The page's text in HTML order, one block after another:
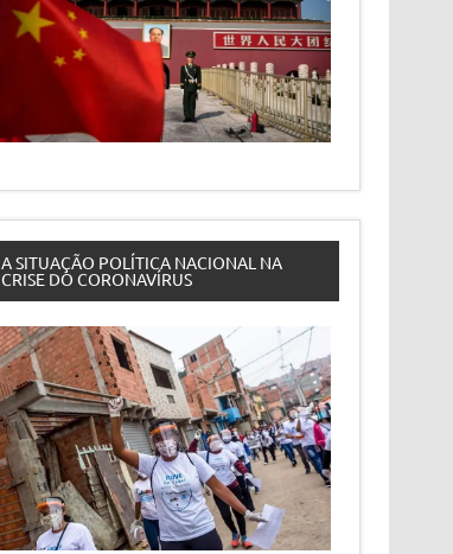
A SITUAÇÃO POLÍTICA NACIONAL NA
CRISE DO CORONAVÍRUS